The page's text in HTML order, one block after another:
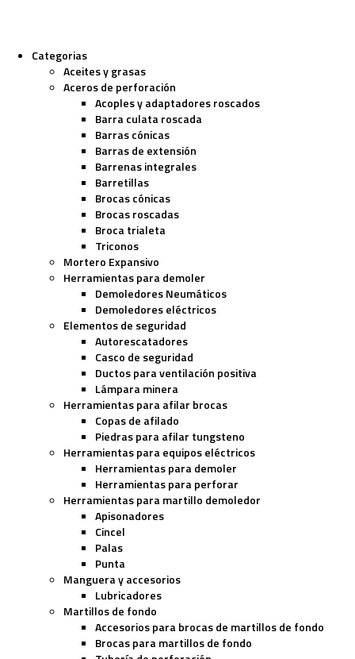
Categorias
Aceites y grasas
Aceros de perforación
Acoples y adaptadores roscados
Barra culata roscada
Barras cónicas
Barras de extensión
Barrenas integrales
Barretillas
Brocas cónicas
Brocas roscadas
Broca trialeta
Triconos
Mortero Expansivo
Herramientas para demoler
Demoledores Neumáticos
Demoledores eléctricos
Elementos de seguridad
Autorescatadores
Casco de seguridad
Ductos para ventilación positiva
Lámpara minera
Herramientas para afilar brocas
Copas de afilado
Piedras para afilar tungsteno
Herramientas para equipos eléctricos
Herramientas para demoler
Herramientas para perforar
Herramientas para martillo demoledor
Apisonadores
Cincel
Palas
Punta
Manguera y accesorios
Lubricadores
Martillos de fondo
Accesorios para brocas de martillos de fondo
Brocas para martillos de fondo